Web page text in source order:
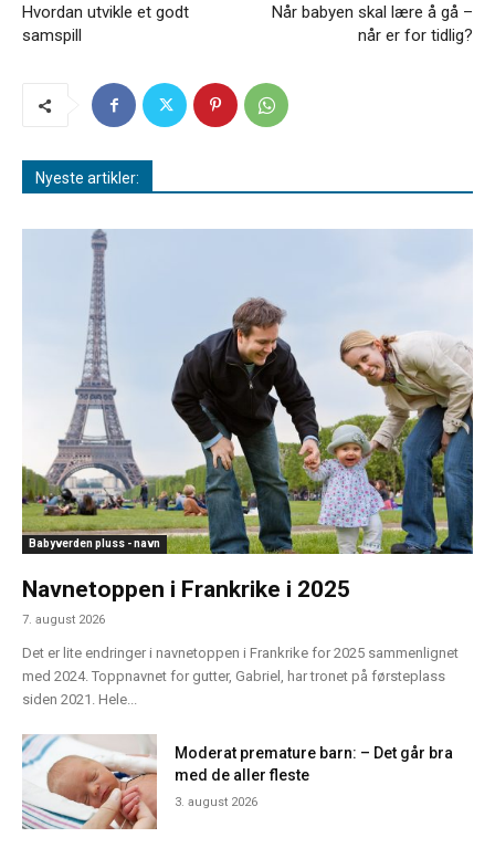
Hvordan utvikle et godt
samspill
Når babyen skal lære å gå –
når er for tidlig?
Nyeste artikler:
Babyverden pluss - navn
Navnetoppen i Frankrike i 2025
7. august 2026
Det er lite endringer i navnetoppen i Frankrike for 2025 sammenlignet
med 2024. Toppnavnet for gutter, Gabriel, har tronet på førsteplass
siden 2021. Hele...
Moderat premature barn: – Det går bra
med de aller fleste
3. august 2026